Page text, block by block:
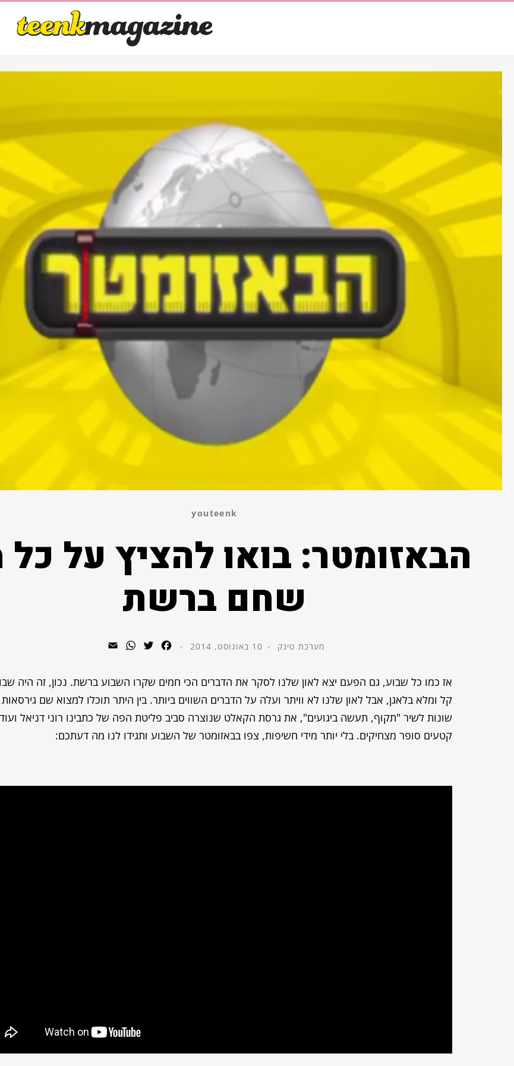
youteenk
הבאזומטר: בואו להציץ על
שחם ברשת
מערכת טינק 10 באוגוסט, 2014 Facebook
Twitter
WhatsApp
אז כמו כל שבוע, גם הפעם יצא לאון שלנו לסקר את הדברים הכי חמים שקרו השבוע ברשת. נכון, זה היה
קל ומלא בלאגן, אבל לאון שלנו לא וויתר ועלה על הדברים השווים ביותר. בין היתר תוכלו למצוא שם גירסאות
שונות לשיר "תקוף, תעשה ביגועים", את גרסת הקאלט שנוצרה סביב פליטת הפה של כתבינו רוני דניאל ועוד
קטעים סופר מצחיקים. בלי יותר מידי חשיפות, צפו בבאזומטר של השבוע ותגידו לנו מה דעתכם: